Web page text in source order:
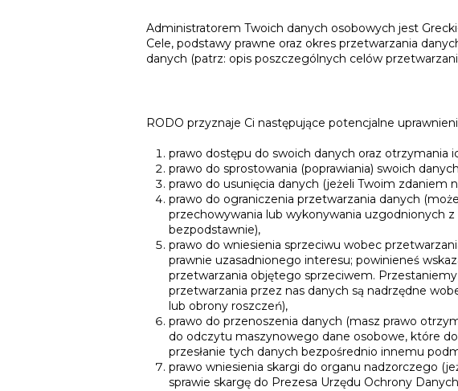
Administratorem Twoich danych osobowych jest
Cele, podstawy prawne oraz okres przetwarzania
danych (patrz: opis poszczególnych celów
RODO przyznaje Ci następujące potencjalne
prawo dostępu do swoich danych oraz otrzymania
prawo do sprostowania (poprawiania) swoich
prawo do usunięcia danych (jeżeli Twoim zdaniem
prawo do ograniczenia przetwarzania danych
przechowywania lub wykonywania uzgodnionych z
bezpodstawnie),
prawo do wniesienia sprzeciwu wobec
prawnie uzasadnionego interesu; powinieneś
przetwarzania objętego sprzeciwem.
przetwarzania przez nas danych są nadrzędne
lub obrony roszczeń),
prawo do przenoszenia danych (masz prawo
do odczytu maszynowego dane osobowe, które
przesłanie tych danych bezpośrednio innemu
prawo wniesienia skargi do organu nadzorczego
sprawie skargę do Prezesa Urzędu Ochrony